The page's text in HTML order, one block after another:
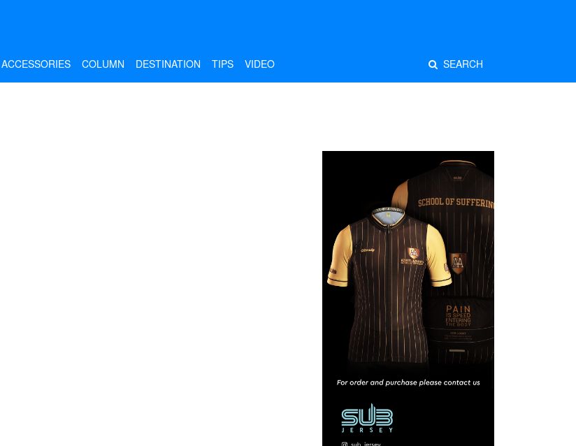
ACCESSORIES COLUMN DESTINATION TIPS VIDEO SEARCH